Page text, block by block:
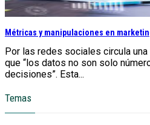
Métricas y manipulaciones en
Por las redes sociales circula
que “los datos no son solo
decisiones”. Esta...
Temas